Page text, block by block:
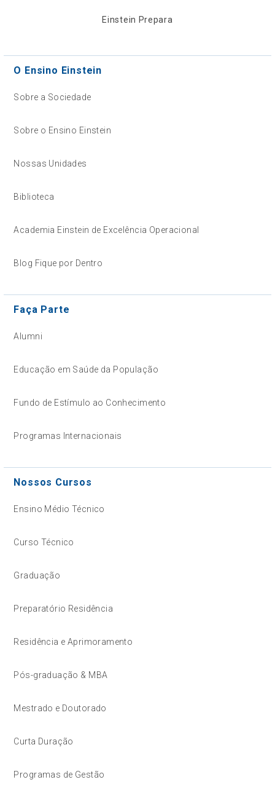
Einstein Prepara
O Ensino Einstein
Sobre a Sociedade
Sobre o Ensino Einstein
Nossas Unidades
Biblioteca
Academia Einstein de Excelência Operacional
Blog Fique por Dentro
Faça Parte
Alumni
Educação em Saúde da População
Fundo de Estímulo ao Conhecimento
Programas Internacionais
Nossos Cursos
Ensino Médio Técnico
Curso Técnico
Graduação
Preparatório Residência
Residência e Aprimoramento
Pós-graduação & MBA
Mestrado e Doutorado
Curta Duração
Programas de Gestão